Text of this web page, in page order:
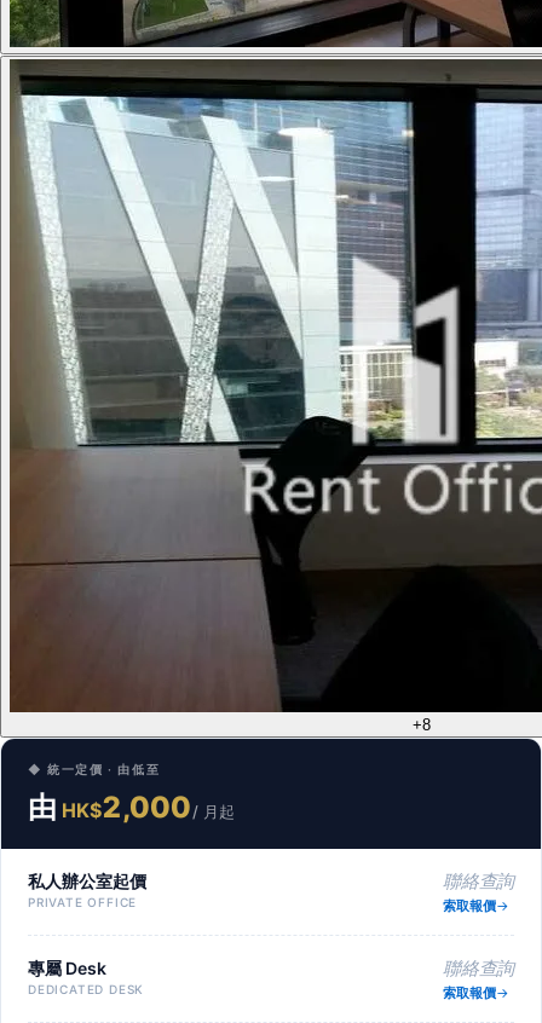
+8
◆ 統一定價 · 由低至
由 HK$2,000/ 月起
私人辦公室起價
PRIVATE OFFICE
聯絡查詢
索取報價
專屬 Desk
DEDICATED DESK
聯絡查詢
索取報價